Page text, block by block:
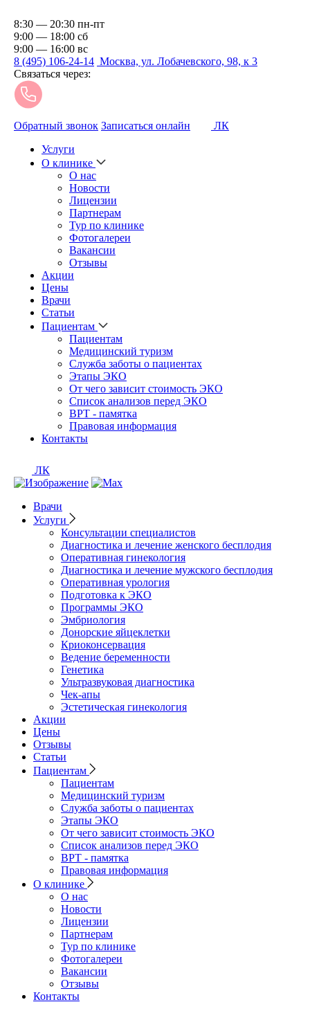
8:30 — 20:30 пн-пт
9:00 — 18:00 сб
9:00 — 16:00 вс
8 (495) 106-24-14 Москва, ул. Лобачевского, 98, к 3
Связаться через:
Обратный звонок Записаться онлайн
ЛК
Услуги
О клинике
О нас
Новости
Лицензии
Партнерам
Тур по клинике
Фотогалереи
Вакансии
Отзывы
Акции
Цены
Врачи
Статьи
Пациентам
Пациентам
Медицинский туризм
Служба заботы о пациентах
Этапы ЭКО
От чего зависит стоимость ЭКО
Список анализов перед ЭКО
ВРТ - памятка
Правовая информация
Контакты
ЛК
Врачи
Услуги
Консультации специалистов
Диагностика и лечение женского бесплодия
Оперативная гинекология
Диагностика и лечение мужского бесплодия
Оперативная урология
Подготовка к ЭКО
Программы ЭКО
Эмбриология
Донорские яйцеклетки
Криоконсервация
Ведение беременности
Генетика
Ультразвуковая диагностика
Чек-апы
Эстетическая гинекология
Акции
Цены
Отзывы
Статьи
Пациентам
Пациентам
Медицинский туризм
Служба заботы о пациентах
Этапы ЭКО
От чего зависит стоимость ЭКО
Список анализов перед ЭКО
ВРТ - памятка
Правовая информация
О клинике
О нас
Новости
Лицензии
Партнерам
Тур по клинике
Фотогалереи
Вакансии
Отзывы
Контакты